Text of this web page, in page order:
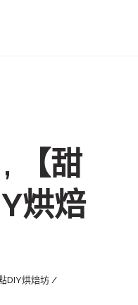
【甜
烘焙
DIY烘焙坊